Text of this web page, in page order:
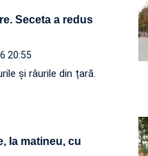
Seceta a redus
20:55
și râurile din țară.
la matineu, cu